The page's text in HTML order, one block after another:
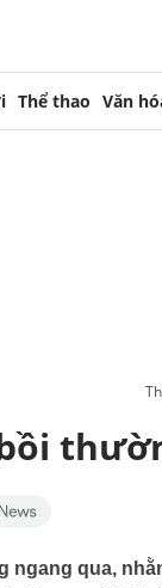
Thể thao Văn
qua,